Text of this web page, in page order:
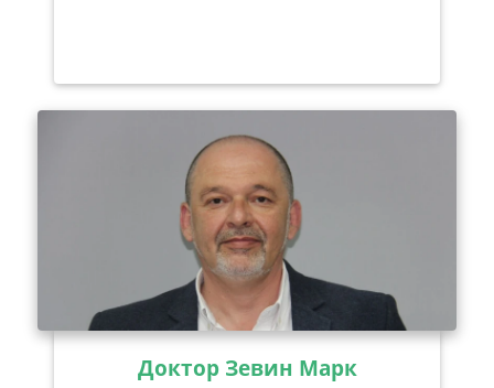
Доктор Зевин Марк